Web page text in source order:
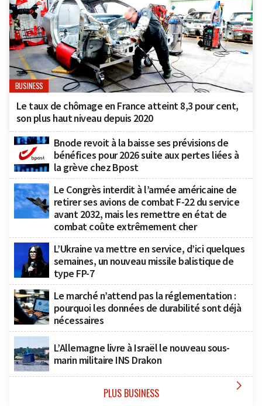
BUSINESS
Le taux de chômage en France atteint 8,3 pour cent,
son plus haut niveau depuis 2020
Bnode revoit à la baisse ses prévisions de
bénéfices pour 2026 suite aux pertes liées à
la grève chez Bpost
Le Congrès interdit à l’armée américaine de
retirer ses avions de combat F-22 du service
avant 2032, mais les remettre en état de
combat coûte extrêmement cher
L’Ukraine va mettre en service, d’ici quelques
semaines, un nouveau missile balistique de
type FP-7
Le marché n’attend pas la réglementation :
pourquoi les données de durabilité sont déjà
nécessaires
L’Allemagne livre à Israël le nouveau sous-
marin militaire INS Drakon
PLUS BUSINESS 